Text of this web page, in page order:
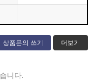
상품문의 쓰기 더보기
니다.